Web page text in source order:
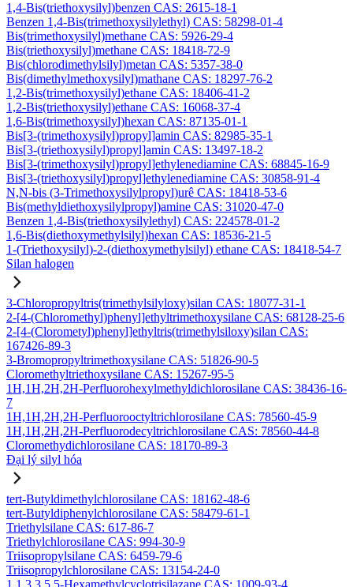
1,4-Bis(triethoxysilyl)benzen CAS: 2615-18-1
Benzen 1,4-Bis(trimethoxysilylethyl) CAS: 58298-01-4
Bis(trimethoxysilyl)methane CAS: 5926-29-4
Bis(triethoxysilyl)methane CAS: 18418-72-9
Bis(chlorodimethylsilyl)metan CAS: 5357-38-0
Bis(dimethylmethoxysilyl)mathane CAS: 18297-76-2
1,2-Bis(trimethoxysilyl)ethane CAS: 18406-41-2
1,2-Bis(triethoxysilyl)ethane CAS: 16068-37-4
1,6-Bis(trimethoxysilyl)hexan CAS: 87135-01-1
Bis[3-(trimethoxysilyl)propyl]amin CAS: 82985-35-1
Bis[3-(triethoxysilyl)propyl]amin CAS: 13497-18-2
Bis[3-(trimethoxysilyl)propyl]ethylenediamine CAS: 68845-16-9
Bis[3-(triethoxysilyl)propyl]ethylenediamine CAS: 30858-91-4
N,N-bis (3-Trimethoxysilylpropyl)urê CAS: 18418-53-6
Bis(methyldiethoxysilylpropyl)amine CAS: 31020-47-0
Benzen 1,4-Bis(triethoxysilylethyl) CAS: 224578-01-2
1,6-Bis(diethoxymethylsilyl)hexan CAS: 18536-21-5
1-(Triethoxysilyl)-2-(diethoxymethylsilyl) ethane CAS: 18418-54-7
Silan halogen
3-Chloropropyltris(trimethylsilyloxy)silan CAS: 18077-31-1
2-[4-(Chloromethyl)phenyl]ethyltrimethoxysilane CAS: 68128-25-6
2-[4-(Clorometyl)phenyl]ethyltris(trimethylsiloxy)silan CAS:
167426-89-3
3-Bromopropyltrimethoxysilane CAS: 51826-90-5
Cloromethyltriethoxysilane CAS: 15267-95-5
1H,1H,2H,2H-Perfluorohexylmethyldichlorosilane CAS: 38436-16-
7
1H,1H,2H,2H-Perfluorooctyltrichlorosilane CAS: 78560-45-9
1H,1H,2H,2H-Perfluorodecyltrichlorosilane CAS: 78560-44-8
Cloromethydichlorosilane CAS: 18170-89-3
Đại lý silyl hóa
tert-Butyldimethylchlorosilane CAS: 18162-48-6
tert-Butyldiphenylchlorosilane CAS: 58479-61-1
Triethylsilane CAS: 617-86-7
Triethylchlorosilane CAS: 994-30-9
Triisopropylsilane CAS: 6459-79-6
Triisopropylchlorosilane CAS: 13154-24-0
1,1,3,3,5,5-Hexamethylcyclotrisilazane CAS: 1009-93-4